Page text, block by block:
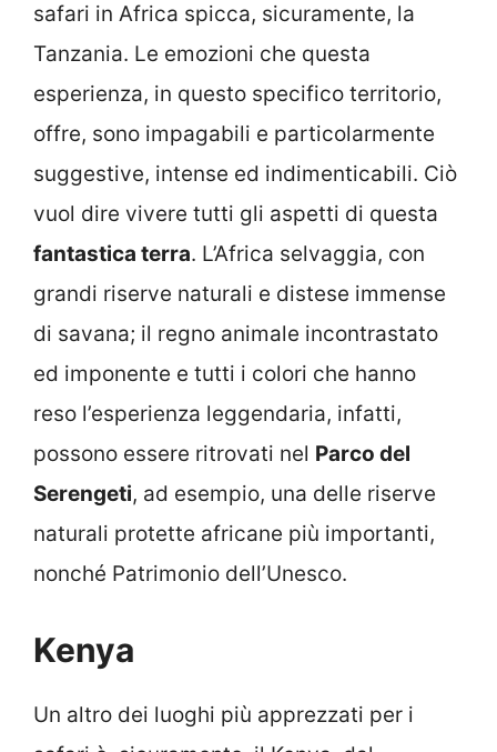
safari in Africa spicca, sicuramente, la
Tanzania. Le emozioni che questa
esperienza, in questo specifico territorio,
offre, sono impagabili e particolarmente
suggestive, intense ed indimenticabili. Ciò
vuol dire vivere tutti gli aspetti di questa
fantastica terra. L’Africa selvaggia, con
grandi riserve naturali e distese immense
di savana; il regno animale incontrastato
ed imponente e tutti i colori che hanno
reso l’esperienza leggendaria, infatti,
possono essere ritrovati nel Parco del
Serengeti, ad esempio, una delle riserve
naturali protette africane più importanti,
nonché Patrimonio dell’Unesco.
Kenya
Un altro dei luoghi più apprezzati per i